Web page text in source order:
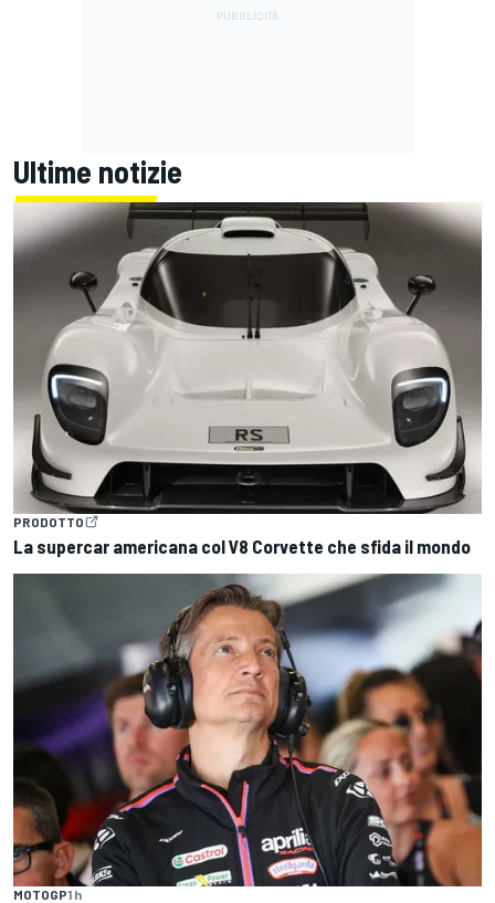
Ultime notizie
PRODOTTO
La supercar americana col V8 Corvette che sfida il mondo
MOTOGP1 h